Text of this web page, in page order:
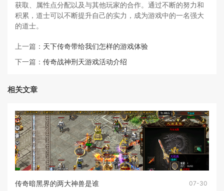
获取、属性点分配以及与其他玩家的合作。通过不断的努力和
积累，道士可以不断提升自己的实力，成为游戏中的一名强大
的道士。
上一篇： 天下传奇带给我们怎样的游戏体验
下一篇： 传奇战神刑天游戏活动介绍
相关文章
传奇暗黑界的两大神兽是谁 07-30